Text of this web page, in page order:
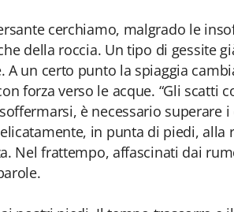
cerchiamo, malgrado le
della roccia. Un tipo di gessite
A un certo punto la spiaggia
forza verso le acque. “Gli scatti
è necessario superare
in punta di piedi, alla
Nel frattempo, affascinati dai